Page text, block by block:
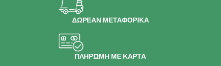
ΔΩΡΕΑΝ ΜΕΤΑΦΟΡΙΚΑ
ΠΛΗΡΩΜΗ ΜΕ ΚΑΡΤΑ